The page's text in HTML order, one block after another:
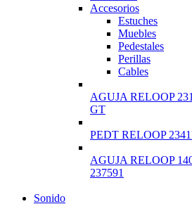
Accesorios
Estuches
Muebles
Pedestales
Perillas
Cables
AGUJA RELOOP
GT
PEDT RELOOP
AGUJA RELOOP
237591
Sonido